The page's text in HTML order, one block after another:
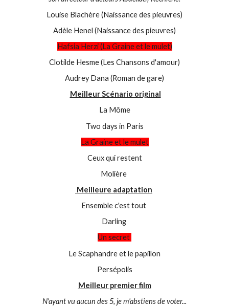
Louise Blachère (Naissance des pieuvres)
Adèle Henel (Naissance des pieuvres)
Hafsia Herzi (La Graine et le mulet)
Clotilde Hesme (Les Chansons d'amour)
Audrey Dana (Roman de gare)
Meilleur Scénario original
La Môme
Two days in Paris
La Graine et le mulet
Ceux qui restent
Molière
Meilleure adaptation
Ensemble c'est tout
Darling
Un secret
Le Scaphandre et le papillon
Persépolis
Meilleur premier film
N'ayant vu aucun des 5, je m'abstiens de voter...